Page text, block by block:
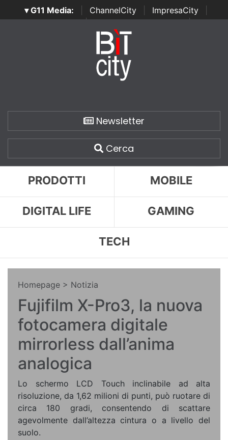
▾ G11 Media: ChannelCity ImpresaCity
SecurityOpenLab | Italian Channel Awards | Italian
Italian Security Awards
Newsletter
Cerca
PRODOTTI MOBILE
DIGITAL LIFE GAMING
TECH
Homepage > Notizia
Fujifilm X-Pro3, la nuova
fotocamera digitale
mirrorless dall’anima
analogica
Lo schermo LCD Touch inclinabile ad alta
risoluzione, da 1,62 milioni di punti, può ruotare di
circa 180 gradi, consentendo di scattare
agevolmente dall’altezza cintura o a livello del
suolo.